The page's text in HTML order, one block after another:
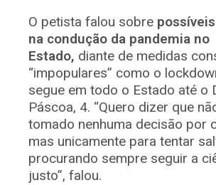
O petista falou sobre
na condução da pandemia no
Estado, diante de medidas
“impopulares” como o
segue em todo o Estado até o
Páscoa, 4. “Quero dizer que
tomado nenhuma decisão por
mas unicamente para tentar
procurando sempre seguir a
justo”, falou.